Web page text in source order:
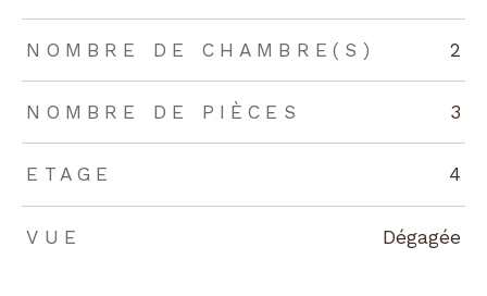
NOMBRE DE CHAMBRE(S) 2
NOMBRE DE PIÈCES 3
ETAGE 4
VUE Dégagée